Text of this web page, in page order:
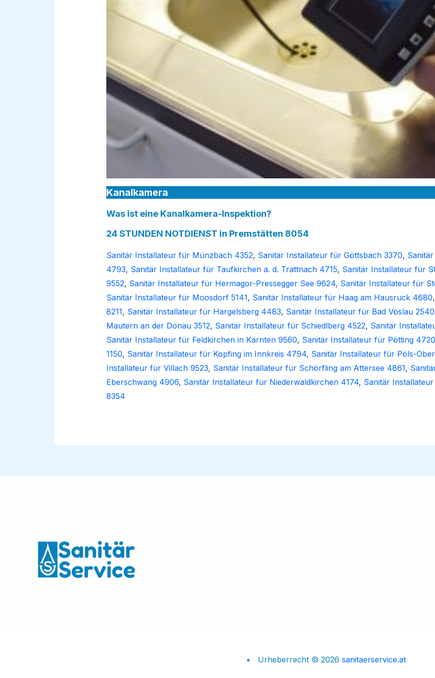
Kanalkamera
Was ist eine Kanalkamera-Inspektion?
24 STUNDEN NOTDIENST in Premstätten 8054
Sanitär Installateur für Münzbach 4352, Sanitär Installateur für Göttsbach 3370,
4793, Sanitär Installateur für Taufkirchen a. d. Trattnach 4715, Sanitär Installateur für
9552, Sanitär Installateur für Hermagor-Pressegger See 9624, Sanitär Installateur für
Sanitär Installateur für Moosdorf 5141, Sanitär Installateur für Haag am Hausruck 4680
8211, Sanitär Installateur für Hargelsberg 4483, Sanitär Installateur für Bad Vöslau 2540
Mautern an der Donau 3512, Sanitär Installateur für Schiedlberg 4522, Sanitär
Sanitär Installateur für Feldkirchen in Kärnten 9560, Sanitär Installateur für Pötting 4720
1150, Sanitär Installateur für Kopfing im Innkreis 4794, Sanitär Installateur für Pöls-
Installateur für Villach 9523, Sanitär Installateur für Schörfling am Attersee 4861,
Eberschwang 4906, Sanitär Installateur für Niederwaldkirchen 4174, Sanitär
8354
Urheberrecht © 2026 sanitaerservice.at